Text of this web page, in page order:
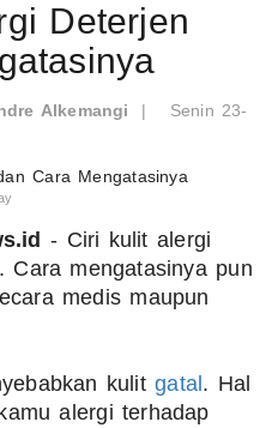
Deterjen
Alkemangi |
Senin 23-
- Ciri kulit alergi
. Cara mengatasinya pun
medis maupun
kulitgatal . Hal
alergi terhadap